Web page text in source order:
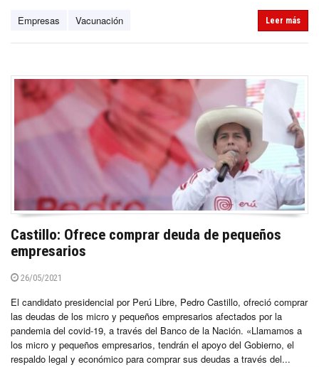
Empresas Vacunación Leer más
Castillo: Ofrece comprar deuda de pequeños
empresarios
26/05/2021
El candidato presidencial por Perú Libre, Pedro Castillo, ofreció comprar
las deudas de los micro y pequeños empresarios afectados por la
pandemia del covid-19, a través del Banco de la Nación. «Llamamos a
los micro y pequeños empresarios, tendrán el apoyo del Gobierno, el
respaldo legal y económico para comprar sus deudas a través del...